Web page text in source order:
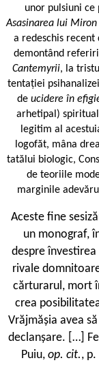
unor pulsiuni
Asasinarea lui
a redeschis
demontând
Cantemyrii, la
tentației
de ucidere în
arhetipal)
legitim al
logofăt, mâna
tatălui biologic,
de teoriile
marginile
Aceste fine
un monograf,
despre
rivale
cărturarul, mort
crea
Vrăjmășia avea
declanșare. […]
Puiu, op. cit.,